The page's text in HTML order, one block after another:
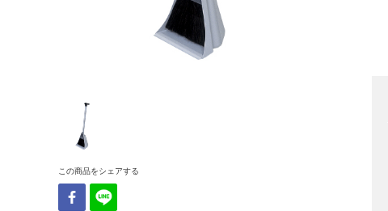
この商品をシェアする